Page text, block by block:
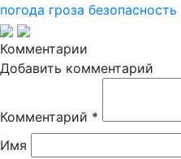
погода гроза безопасность
Комментарии
Добавить комментарий
Комментарий *
Имя